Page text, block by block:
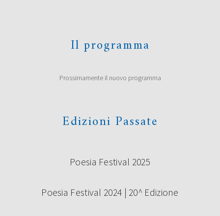
Il programma
Prossimamente il nuovo programma
Edizioni Passate
Poesia Festival 2025
Poesia Festival 2024 | 20^ Edizione